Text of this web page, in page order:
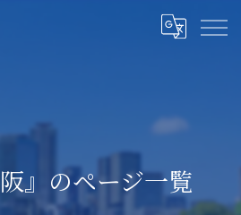
』のページ一覧